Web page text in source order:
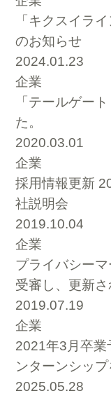
「キクスイラ
のお知らせ
2024.01.23
企業
「テールゲー
た。
2020.03.01
企業
採用情報更新
社説明会
2019.10.04
企業
プライバシー
受審し、更新さ
2019.07.19
企業
2021年3月卒業
ンターンシッ
2025.05.28